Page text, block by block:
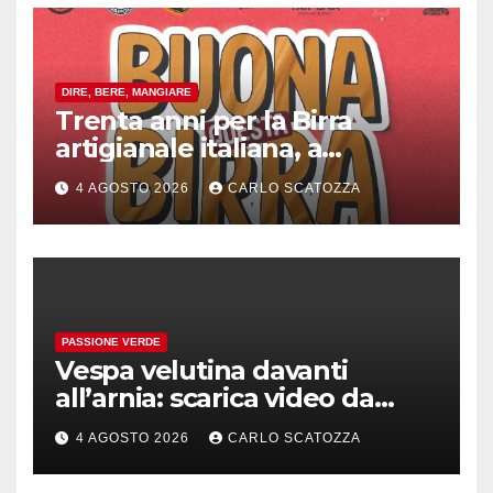
DIRE, BERE, MANGIARE
Trenta anni per la Birra
artigianale italiana, a
Pomigliano d’arco evento
celebrativo con birra speciale
4 AGOSTO 2026 CARLO SCATOZZA
PASSIONE VERDE
Vespa velutina davanti
all’arnia: scarica video da
TikTok prima che il post
sparisca
4 AGOSTO 2026 CARLO SCATOZZA